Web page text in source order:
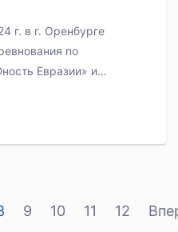
г. в г. Оренбурге
по
Евразии» и
9 10 11 12